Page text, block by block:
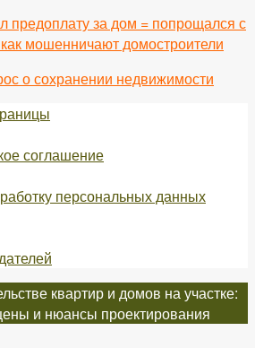
предоплату за дом = попрощался с
мошенничают домостроители
о сохранении недвижимости
соглашение
персональных данных
квартир и домов на участке:
и нюансы проектирования